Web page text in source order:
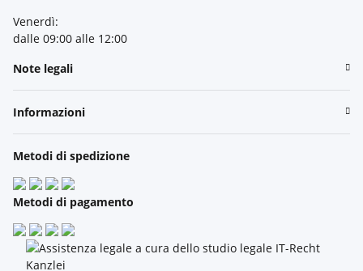
Venerdì:
dalle 09:00 alle 12:00
Note legali
Informazioni
Metodi di spedizione
Metodi di pagamento